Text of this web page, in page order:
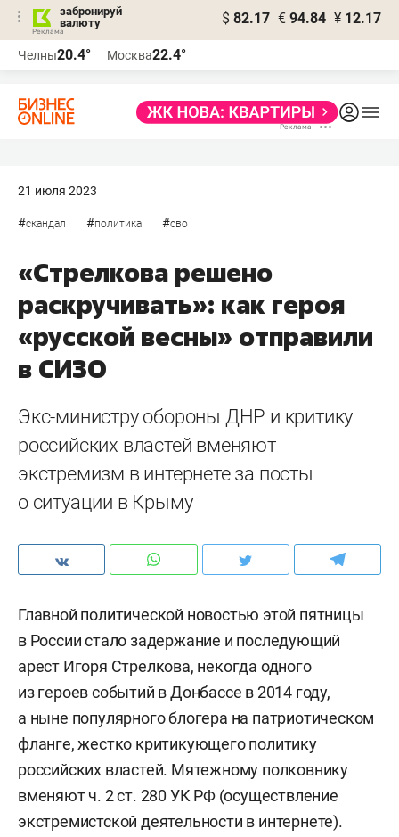
забронируй
валюту
$ 82.17 € 94.84 ¥ 12.17
Челны20.4° Москва22.4°
21 июля 2023
#скандал #политика #сво
«Стрелкова решено
раскручивать»: как героя
«русской весны» отправили
в СИЗО
Экс-министру обороны ДНР и критику
российских властей вменяют
экстремизм в интернете за посты
о ситуации в Крыму
Главной политической новостью этой пятницы
в России стало задержание и последующий
арест Игоря Стрелкова, некогда одного
из героев событий в Донбассе в 2014 году,
а ныне популярного блогера на патриотическом
фланге, жестко критикующего политику
российских властей. Мятежному полковнику
вменяют ч. 2 ст. 280 УК РФ (осуществление
экстремистской деятельности в интернете).